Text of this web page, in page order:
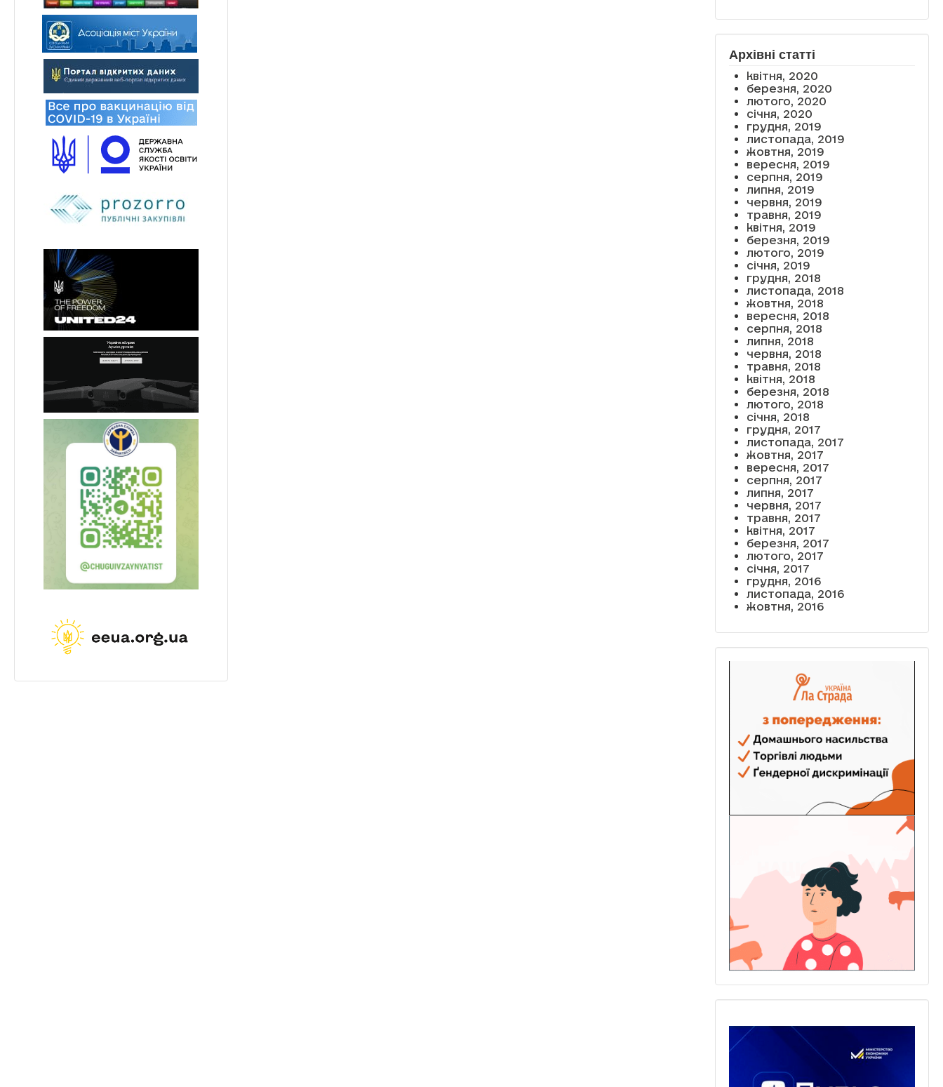
Архівні статті
квітня, 2020
березня, 2020
лютого, 2020
січня, 2020
грудня, 2019
листопада, 2019
жовтня, 2019
вересня, 2019
серпня, 2019
липня, 2019
червня, 2019
травня, 2019
квітня, 2019
березня, 2019
лютого, 2019
січня, 2019
грудня, 2018
листопада, 2018
жовтня, 2018
вересня, 2018
серпня, 2018
липня, 2018
червня, 2018
травня, 2018
квітня, 2018
березня, 2018
лютого, 2018
січня, 2018
грудня, 2017
листопада, 2017
жовтня, 2017
вересня, 2017
серпня, 2017
липня, 2017
червня, 2017
травня, 2017
квітня, 2017
березня, 2017
лютого, 2017
січня, 2017
грудня, 2016
листопада, 2016
жовтня, 2016